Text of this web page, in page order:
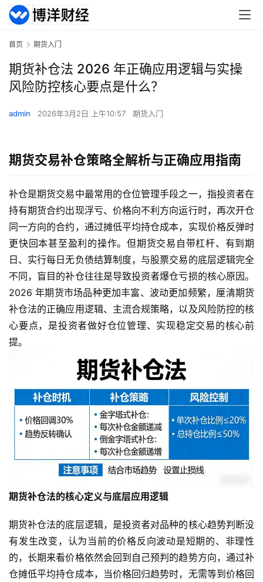
首页 期货入门
期货补仓法 2026 年正确应用逻辑与实操
风险防控核心要点是什么？
admin 2026年3月2日 上午10:57 期货入门
期货交易补仓策略全解析与正确应用指南
补仓是期货交易中最常用的仓位管理手段之一，指投资者在
持有期货合约出现浮亏、价格向不利方向运行时，再次开仓
同一方向的合约，通过摊低平均持仓成本，实现价格反弹时
更快回本甚至盈利的操作。但期货交易自带杠杆、有到期
日、实行每日无负债结算制度，与股票交易的底层逻辑完全
不同，盲目的补仓往往是导致投资者爆仓亏损的核心原因。
2026 年期货市场品种更加丰富、波动更加频繁，厘清期货
补仓法的正确应用逻辑、主流合规策略，以及风险防控的核
心要点，是投资者做好仓位管理、实现稳定交易的核心前
提。
期货补仓法的核心定义与底层应用逻辑
期货补仓法的底层逻辑，是投资者对品种的核心趋势判断没
有发生改变，认为当前的价格反向波动是短期的、非理性
的，长期来看价格依然会回到自己预判的趋势方向，通过补
仓摊低平均持仓成本，当价格回归趋势时，无需等到价格回